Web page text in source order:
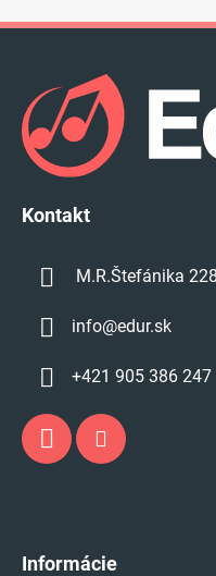
Kontakt
M.R.Štefánika
info@edur.sk
+421 905 386 247
Informácie